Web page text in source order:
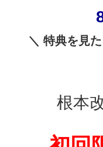
＼ 特典を見
根本